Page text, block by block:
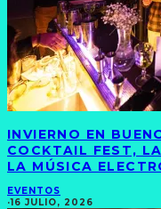
INVIERNO EN
COCKTAIL FEST,
LA MÚSICA
EVENTOS
·16 JULIO, 2026